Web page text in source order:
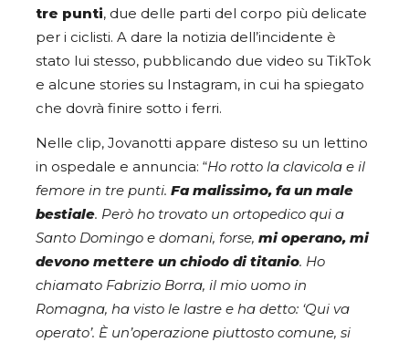
tre punti, due delle parti del corpo più delicate
per i ciclisti. A dare la notizia dell’incidente è
stato lui stesso, pubblicando due video su TikTok
e alcune stories su Instagram, in cui ha spiegato
che dovrà finire sotto i ferri.
Nelle clip, Jovanotti appare disteso su un lettino
in ospedale e annuncia: “Ho rotto la clavicola e il
femore in tre punti. Fa malissimo, fa un male
bestiale. Però ho trovato un ortopedico qui a
Santo Domingo e domani, forse, mi operano, mi
devono mettere un chiodo di titanio. Ho
chiamato Fabrizio Borra, il mio uomo in
Romagna, ha visto le lastre e ha detto: ‘Qui va
operato’. È un’operazione piuttosto comune, si